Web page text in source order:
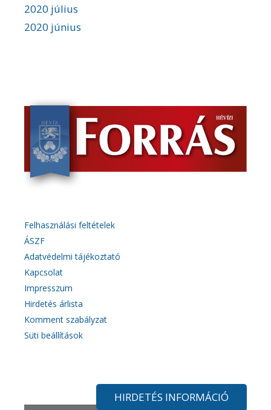
2020 július
2020 június
Felhasználási feltételek
ÁSZF
Adatvédelmi tájékoztató
Kapcsolat
Impresszum
Hirdetés árlista
Komment szabályzat
Süti beállítások
HIRDETÉS INFORMÁCIÓ